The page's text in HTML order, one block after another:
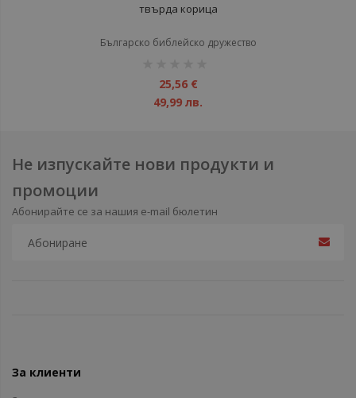
твърда корица
Българско библейско дружество
25,56 €
49,99 лв.
Не изпускайте нови продукти и
промоции
Абонирайте се за нашия e-mail бюлетин
За клиенти